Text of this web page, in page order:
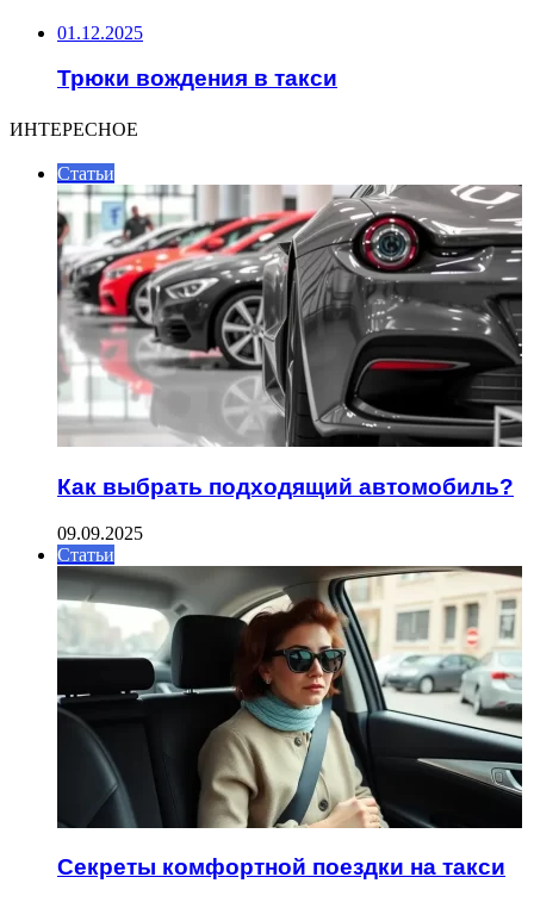
01.12.2025
Трюки вождения в такси
ИНТЕРЕСНОЕ
Статьи
Как выбрать подходящий автомобиль?
09.09.2025
Статьи
Секреты комфортной поездки на такси